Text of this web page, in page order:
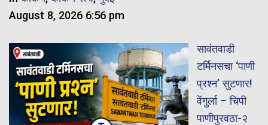
August 8, 2026 6:56 pm
सावंतवाडी
टर्मिनसचा ‘पाणी
प्रश्न’ सुटणार!
वेंगुर्ला – चिपी
पाणीपुरवठा-२